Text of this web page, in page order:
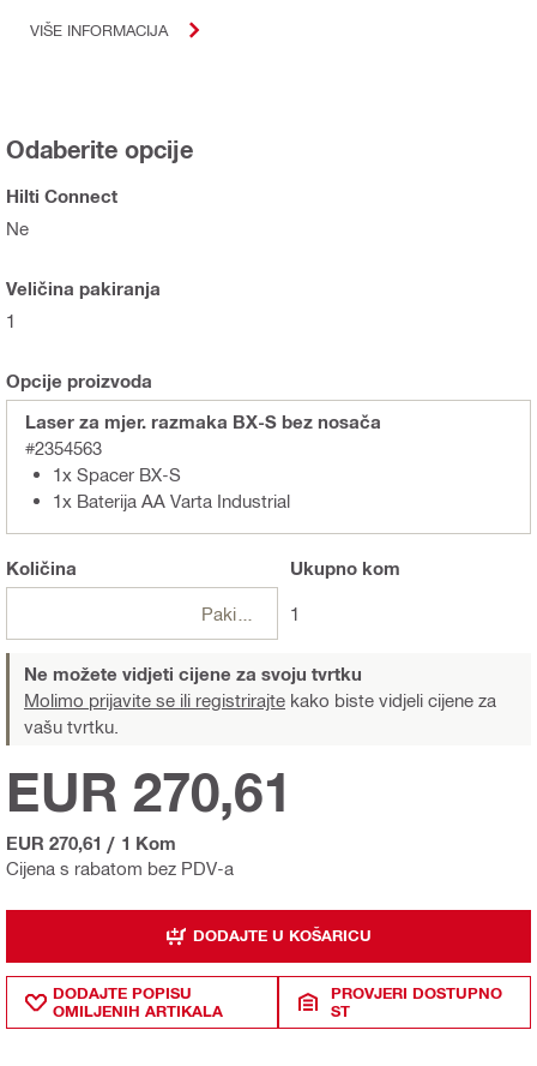
VIŠE INFORMACIJA
Odaberite opcije
Hilti Connect
Ne
Veličina pakiranja
1
Opcije proizvoda
Laser za mjer. razmaka BX-S bez nosača
#2354563
1x Spacer BX-S
1x Baterija AA Varta Industrial
Količina Ukupnokom
1
Ne možete vidjeti cijene za svoju tvrtku
Molimo prijavite se ili registrirajte kako biste vidjeli cijene za
vašu tvrtku.
Cijena s rabatom bez PDV-a
EUR 270,61
EUR 270,61 / 1 Kom
DODAJTE U KOŠARICU
DODAJTE POPISU
OMILJENIH ARTIKALA
PROVJERI DOSTUPNO
ST